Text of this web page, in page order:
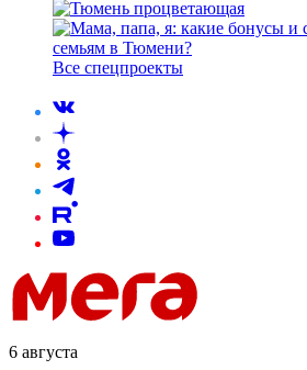
Все спецпроекты
6 августа